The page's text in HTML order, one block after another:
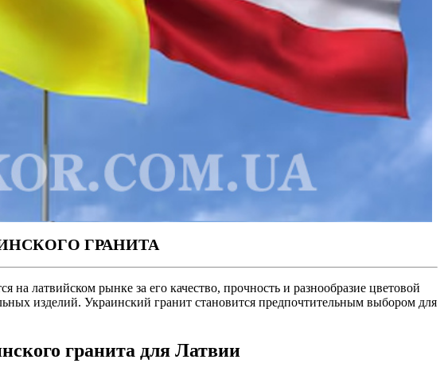
ГРАНИТА
латвийском рынке за его качество, прочность и разнообразие цветовой
изделий. Украинский гранит становится предпочтительным выбором для
гранита для Латвии